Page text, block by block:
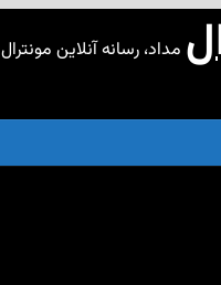
مداد، رسانه آنلاین مونترال